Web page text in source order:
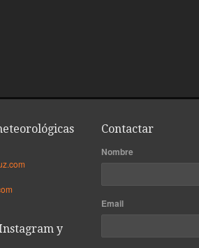
y
Contactar
Nombre
Email